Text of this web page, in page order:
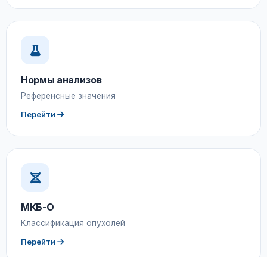
Нормы анализов
Референсные значения
Перейти
МКБ-О
Классификация опухолей
Перейти